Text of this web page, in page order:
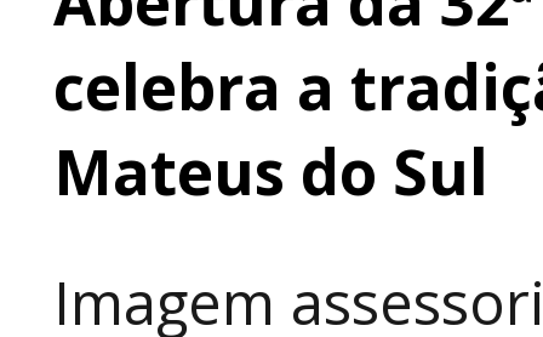
celebra a
Mateus do Sul
Imagem